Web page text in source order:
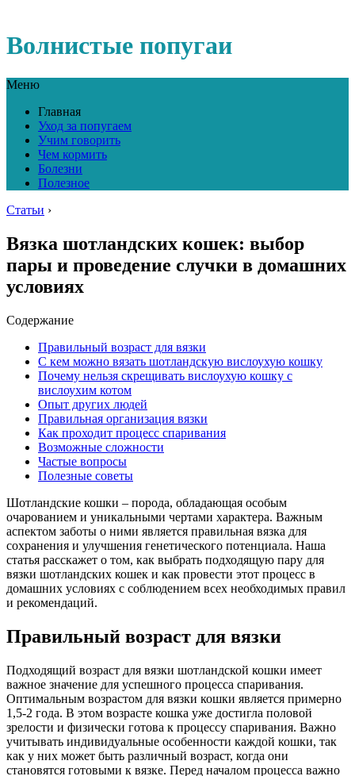
Волнистые попугаи
Меню
Главная
Уход за попугаем
Учим говорить
Чем кормить
Болезни
Полезное
Статьи ›
Вязка шотландских кошек: выбор
пары и проведение случки в домашних
условиях
Содержание
Правильный возраст для вязки
С кем можно вязать шотландскую вислоухую кошку
Почему нельзя скрещивать вислоухую кошку с
вислоухим котом
Опыт других людей
Правильная организация вязки
Как проходит процесс спаривания
Возможные сложности
Частые вопросы
Полезные советы
Шотландские кошки – порода, обладающая особым
очарованием и уникальными чертами характера. Важным
аспектом заботы о ними является правильная вязка для
сохранения и улучшения генетического потенциала. Наша
статья расскажет о том, как выбрать подходящую пару для
вязки шотландских кошек и как провести этот процесс в
домашних условиях с соблюдением всех необходимых правил
и рекомендаций.
Правильный возраст для вязки
Подходящий возраст для вязки шотландской кошки имеет
важное значение для успешного процесса спаривания.
Оптимальным возрастом для вязки кошки является примерно
1,5-2 года. В этом возрасте кошка уже достигла половой
зрелости и физически готова к процессу спаривания. Важно
учитывать индивидуальные особенности каждой кошки, так
как у них может быть различный возраст, когда они
становятся готовыми к вязке. Перед началом процесса важно